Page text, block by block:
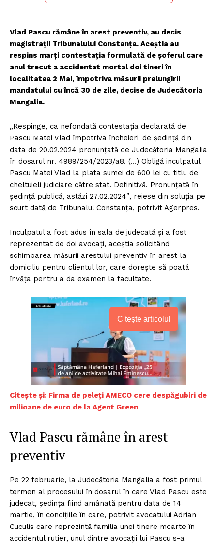
Vlad Pascu rămâne în arest preventiv, au decis
magistraţii Tribunalului Constanţa. Aceștia au
respins marţi contestaţia formulată de şoferul care
anul trecut a accidentat mortal doi tineri în
localitatea 2 Mai,împotriva măsurii prelungirii
mandatului cu încă 30 de zile, decise de Judecătoria
Mangalia.
„Respinge, ca nefondată contestaţia declarată de
Pascu Matei Vlad împotriva încheierii de şedinţă din
data de 20.02.2024 pronunţată de Judecătoria Mangalia
în dosarul nr. 4989/254/2023/a8. (…) Obligă inculpatul
Pascu Matei Vlad la plata sumei de 600 lei cu titlu de
cheltuieli judiciare către stat. Definitivă. Pronunţată în
şedinţă publică, astăzi 27.02.2024″, reiese din soluţia pe
scurt dată de Tribunalul Constanţa, potrivit Agerpres.
Inculpatul a fost adus în sala de judecată şi a fost
reprezentat de doi avocaţi, aceştia solicitând
schimbarea măsurii arestului preventiv în arest la
domiciliu pentru clientul lor, care doreşte să poată
învăţa pentru a da examen la facultate.
Citește articolul
Citește și: Firma de peleți AMECO cere despăgubiri de
milioane de euro de la Agent Green
Vlad Pascu rămâne în arest
preventiv
Pe 22 februarie, la Judecătoria Mangalia a fost primul
termen al procesului în dosarul în care Vlad Pascu este
judecat, şedinţa fiind amânată pentru data de 14
martie, în condiţiile în care, potrivit avocatului Adrian
Cuculis care reprezintă familia unei tinere moarte în
accidentul rutier, unul dintre avocaţii lui Pascu s-a